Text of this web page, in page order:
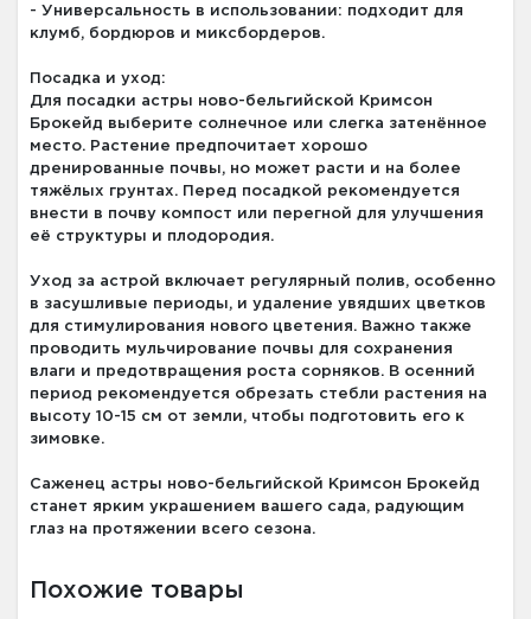
- Универсальность в использовании: подходит для
клумб, бордюров и миксбордеров.
Посадка и уход:
Для посадки астры ново-бельгийской Кримсон
Брокейд выберите солнечное или слегка затенённое
место. Растение предпочитает хорошо
дренированные почвы, но может расти и на более
тяжёлых грунтах. Перед посадкой рекомендуется
внести в почву компост или перегной для улучшения
её структуры и плодородия.
Уход за астрой включает регулярный полив, особенно
в засушливые периоды, и удаление увядших цветков
для стимулирования нового цветения. Важно также
проводить мульчирование почвы для сохранения
влаги и предотвращения роста сорняков. В осенний
период рекомендуется обрезать стебли растения на
высоту 10-15 см от земли, чтобы подготовить его к
зимовке.
Саженец астры ново-бельгийской Кримсон Брокейд
станет ярким украшением вашего сада, радующим
глаз на протяжении всего сезона.
Похожие товары